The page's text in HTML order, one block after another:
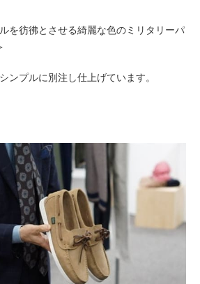
を彷彿とさせる綺麗な色のミリタリーパ
ンプルに別注し仕上げています。